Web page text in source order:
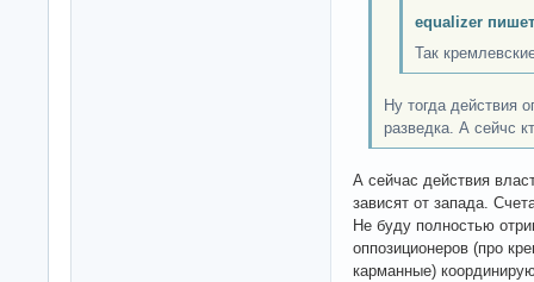
equalizer
Так
Ну тогда действия
разведка. А сейчс
А сейчас действия
зависят от запада.
Не буду полностью
оппозиционеров (про
карманные)